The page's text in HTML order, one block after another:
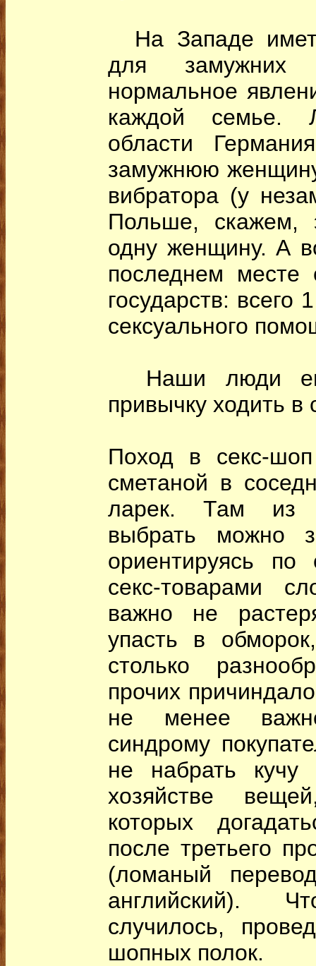
На Западе
для
нормальное
каждой семье.
области
замужнюю
вибратора (у
Польше, скажем,
одну женщину. А
последнем месте
государств: всего
сексуального
Наши люди
привычку ходить
Поход в секс-
сметаной в
ларек. Там из
выбрать можно
ориентируясь по
секс-товарами
важно не
упасть в
столько
прочих
не менее
синдрому
не набрать
хозяйстве
которых
после третьего
(ломаный
английский).
случилось,
шопных полок.